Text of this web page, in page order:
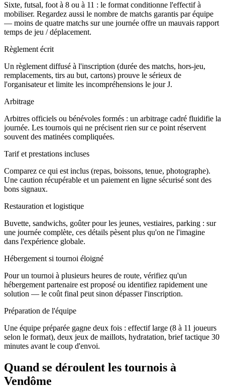
Sixte, futsal, foot à 8 ou à 11 : le format conditionne l'effectif à
mobiliser. Regardez aussi le nombre de matchs garantis par équipe
— moins de quatre matchs sur une journée offre un mauvais rapport
temps de jeu / déplacement.
Règlement écrit
Un règlement diffusé à l'inscription (durée des matchs, hors-jeu,
remplacements, tirs au but, cartons) prouve le sérieux de
l'organisateur et limite les incompréhensions le jour J.
Arbitrage
Arbitres officiels ou bénévoles formés : un arbitrage cadré fluidifie la
journée. Les tournois qui ne précisent rien sur ce point réservent
souvent des matinées compliquées.
Tarif et prestations incluses
Comparez ce qui est inclus (repas, boissons, tenue, photographe).
Une caution récupérable et un paiement en ligne sécurisé sont des
bons signaux.
Restauration et logistique
Buvette, sandwichs, goûter pour les jeunes, vestiaires, parking : sur
une journée complète, ces détails pèsent plus qu'on ne l'imagine
dans l'expérience globale.
Hébergement si tournoi éloigné
Pour un tournoi à plusieurs heures de route, vérifiez qu'un
hébergement partenaire est proposé ou identifiez rapidement une
solution — le coût final peut sinon dépasser l'inscription.
Préparation de l'équipe
Une équipe préparée gagne deux fois : effectif large (8 à 11 joueurs
selon le format), deux jeux de maillots, hydratation, brief tactique 30
minutes avant le coup d'envoi.
Quand se déroulent les tournois à
Vendôme